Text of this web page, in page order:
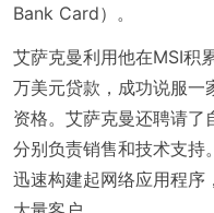
Bank Card）。
艾萨克曼利用他在MSI积
万美元贷款，成功说服一
资格。艾萨克曼还聘请了
分别负责销售和技术支持
迅速构建起网络应用程序